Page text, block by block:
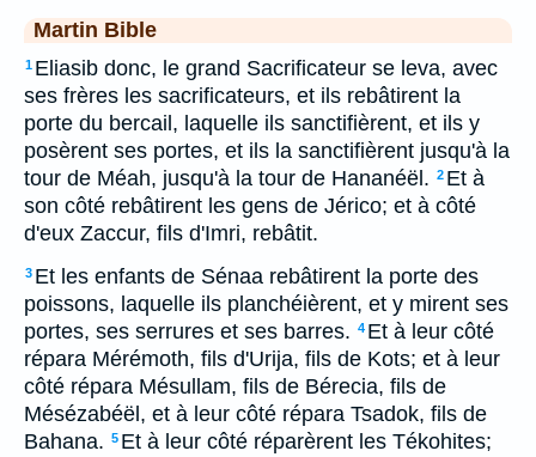
Martin Bible
1 Eliasib donc, le grand Sacrificateur se leva, avec
ses frères les sacrificateurs, et ils rebâtirent la
porte du bercail, laquelle ils sanctifièrent, et ils y
posèrent ses portes, et ils la sanctifièrent jusqu'à la
tour de Méah, jusqu'à la tour de Hananéël. 2 Et à
son côté rebâtirent les gens de Jérico; et à côté
d'eux Zaccur, fils d'Imri, rebâtit.
3 Et les enfants de Sénaa rebâtirent la porte des
poissons, laquelle ils planchéièrent, et y mirent ses
portes, ses serrures et ses barres. 4 Et à leur côté
répara Mérémoth, fils d'Urija, fils de Kots; et à leur
côté répara Mésullam, fils de Bérecia, fils de
Mésézabéël, et à leur côté répara Tsadok, fils de
Bahana. 5 Et à leur côté réparèrent les Tékohites;